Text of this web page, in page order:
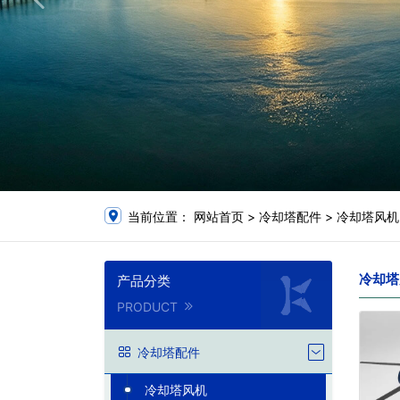
当前位置： 网站首页 > 冷却塔配件 > 冷却塔风机
产品分类
PRODUCT
冷却塔配件
冷却塔风机
冷却